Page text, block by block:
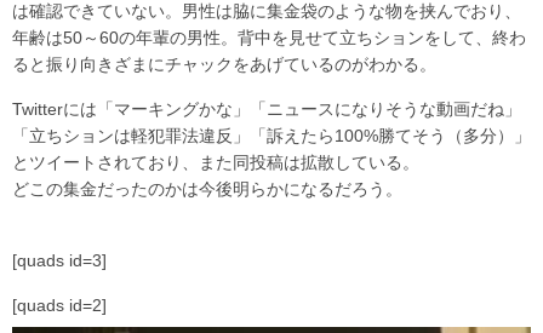
は確認できていない。男性は脇に集金袋のような物を挟んでおり、
年齢は50～60の年輩の男性。背中を見せて立ちションをして、終わ
ると振り向きざまにチャックをあげているのがわかる。
Twitterには「マーキングかな」「ニュースになりそうな動画だね」
「立ちションは軽犯罪法違反」「訴えたら100%勝てそう（多分）」
とツイートされており、また同投稿は拡散している。
どこの集金だったのかは今後明らかになるだろう。
[quads id=3]
[quads id=2]